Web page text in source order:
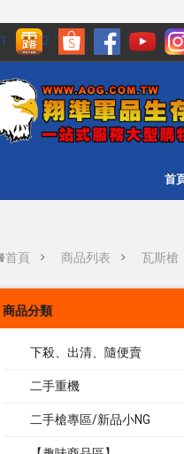
1 2
首
首頁 商品列表 瓦斯槍
商品分類
下殺、出清、隨便賣
二手重機
二手槍專區/新品小NG